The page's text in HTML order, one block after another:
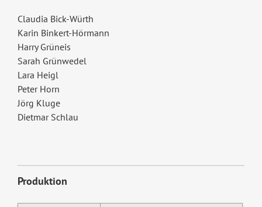
Claudia Bick-Würth
Karin Binkert-Hörmann
Harry Grüneis
Sarah Grünwedel
Lara Heigl
Peter Horn
Jörg Kluge
Dietmar Schlau
Produktion